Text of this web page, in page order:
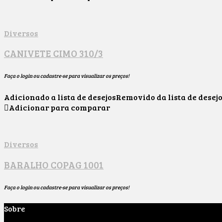
Diversos
CANIVETE CIMO 310/3
Faça o login ou cadastre-se para visualizar os preços!
Adicionado a lista de desejosRemovido da lista de
Adicionar para comparar
Diversos
BARALHO COPAG 1001
Faça o login ou cadastre-se para visualizar os preços!
Sobre